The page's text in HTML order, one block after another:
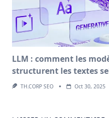
LLM : comment les
structurent les textes
TH.CORP SEO Oct 30, 2025